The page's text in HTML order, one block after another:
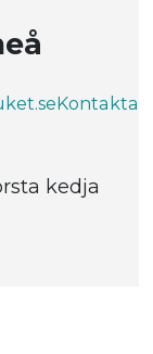
Kontakta
kedja